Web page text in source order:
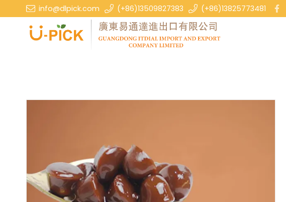
info@dlpick.com (+86)13509827383 (+86)13825773481